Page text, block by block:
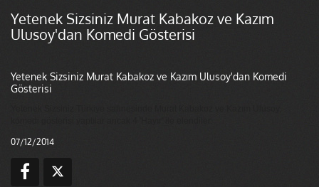
Yetenek Sizsiniz Murat Kabakoz ve Kazım
Ulusoy'dan Komedi Gösterisi
Yetenek Sizsiniz Murat Kabakoz ve Kazım Ulusoy'dan Komedi
Gösterisi
07/12/2014